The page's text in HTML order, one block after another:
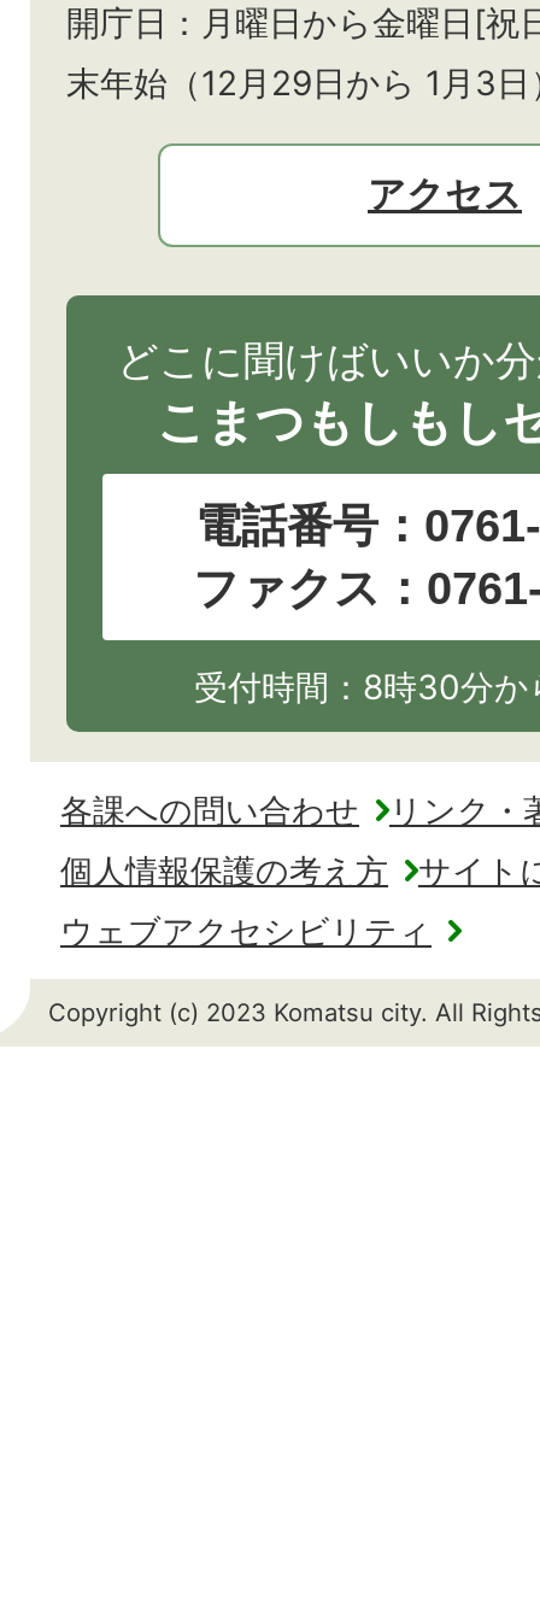
開庁日：月曜日から金曜日[祝
末年始（12月29日から 1月3
アクセス
どこに聞けばいいか
こまつもしもし
電話番号：
ファクス：
受付時間：8時30分
各課への問い合わせ
リンク・
個人情報保護の考え方
サイト
ウェブアクセシビリティ
Copyright (c) 2023 Komatsu city. All